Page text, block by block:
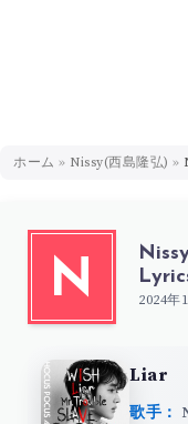
ホーム » Nissy(西島隆弘) »
N 2024年
Liar
歌手：